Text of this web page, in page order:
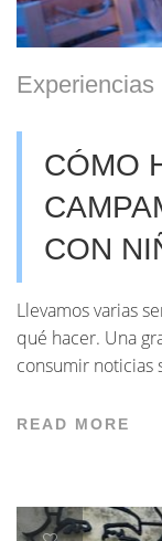
Experiencias
CÓMO
CON
Llevamos varias
qué hacer. Una
consumir noticias
READ MORE